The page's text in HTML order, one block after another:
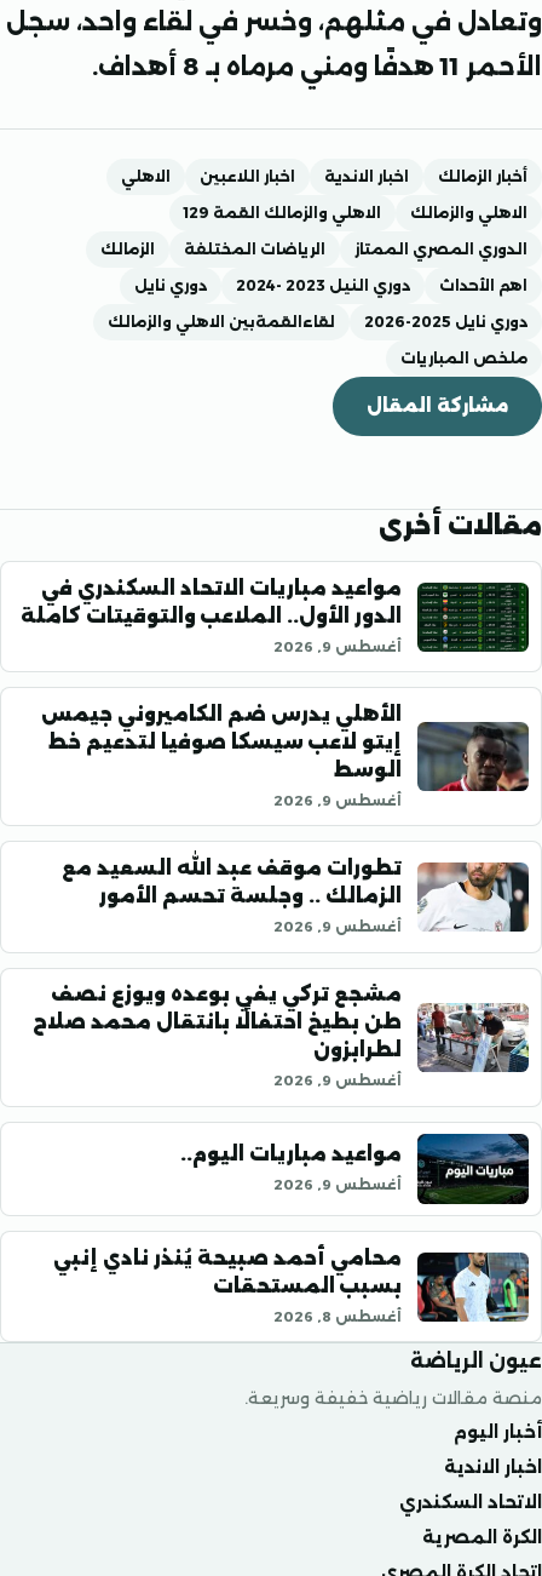
في مثلهم، وخسر في لقاء واحد، سجل
بـ 8 أهداف.
اخبار الاندية اخبار اللاعبين
الاهلي
والزمالك
الاهلي والزمالك القمة 129
المصري الممتاز
الرياضات المختلفة
الزمالك
دوري النيل 2023 -2024
دوري نايل
2025-2026
لقاءالقمةبين الاهلي والزمالك
المباريات
المقال
أخرى
مواعيد مباريات الاتحاد السكندري في
الدور الأول.. الملاعب والتوقيتات كاملة
أغسطس 9, 2026
الأهلي يدرس ضم الكاميروني جيمس
إيتو لاعب سيسكا صوفيا لتدعيم خط
الوسط
أغسطس 9, 2026
تطورات موقف عبد الله السعيد مع
الزمالك .. وجلسة تحسم الأمور
أغسطس 9, 2026
مشجع تركي يفي بوعده ويوزع نصف
طن بطيخ احتفالًا بانتقال محمد صلاح
لطرابزون
أغسطس 9, 2026
مواعيد مباريات اليوم..
أغسطس 9, 2026
محامي أحمد صبيحة يُنذر نادي إنبي
بسبب المستحقات
أغسطس 8, 2026
رياضية خفيفة وسريعة.
السكندري